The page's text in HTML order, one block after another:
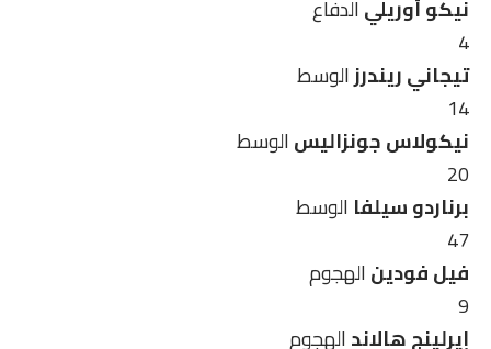
نيكو أوريليالدفاع
4
تيجاني ريندرزالوسط
14
نيكولاس جونزاليسالوسط
20
برناردو سيلفا الوسط
47
فيل فودينالهجوم
9
إيرلينج هالاندالهجوم